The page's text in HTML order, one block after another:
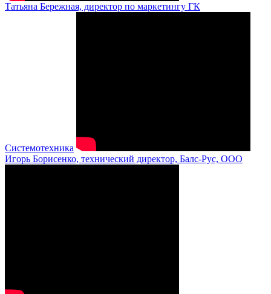
Татьяна Бережная, директор по маркетингу ГК
Системотехника
Игорь Борисенко, технический директор, Балс-Рус, ООО